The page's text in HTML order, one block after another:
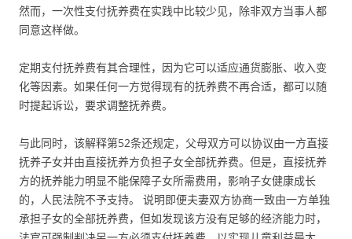
然而，一次性支付抚养费在实践中比较少见，除非双方当事人都
同意这样做。
定期支付抚养费有其合理性，因为它可以适应通货膨胀、收入变
化等因素。如果任何一方觉得现有的抚养费不再合适，都可以随
时提起诉讼，要求调整抚养费。
与此同时，该解释第52条还规定，父母双方可以协议由一方直接
抚养子女并由直接抚养方负担子女全部抚养费。但是，直接抚养
方的抚养能力明显不能保障子女所需费用，影响子女健康成长
的，人民法院不予支持。 说明即便夫妻双方协商一致由一方单独
承担子女的全部抚养费，但如发现该方没有足够的经济能力时，